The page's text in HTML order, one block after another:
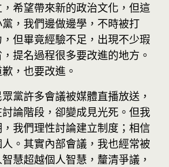
希望帶來新的政治文化，但這
，我們邊做邊學，不時被打
但畢竟經驗不足，出現不少瑕
提名過程很多要改進的地方。
，也要改進。
黨許多會議被媒體直播放送，
論階段，卻變成見光死。但我
我們理性討論建立制度；相信
。其實內部會議，我也經常被
慧超越個人智慧，釐清爭議，